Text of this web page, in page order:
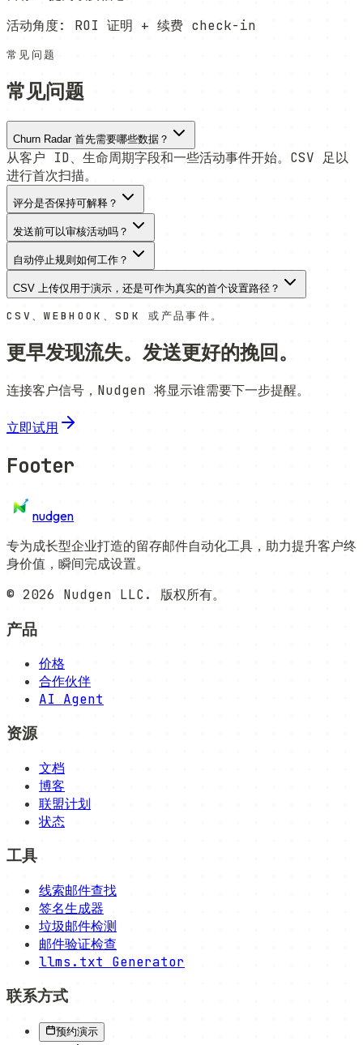
活动角度: ROI 证明 + 续费 check-in
常见问题
常见问题
Churn Radar 首先需要哪些数据？
从客户 ID、生命周期字段和一些活动事件开始。CSV 足以
进行首次扫描。
评分是否保持可解释？
发送前可以审核活动吗？
自动停止规则如何工作？
CSV 上传仅用于演示，还是可作为真实的首个设置路径？
CSV、WEBHOOK、SDK 或产品事件。
更早发现流失。发送更好的挽回。
连接客户信号，Nudgen 将显示谁需要下一步提醒。
立即试用
Footer
nudgen
专为成长型企业打造的留存邮件自动化工具，助力提升客户终
身价值，瞬间完成设置。
© 2026 Nudgen LLC. 版权所有。
产品
价格
合作伙伴
AI Agent
资源
文档
博客
联盟计划
状态
工具
线索邮件查找
签名生成器
垃圾邮件检测
邮件验证检查
llms.txt Generator
联系方式
预约演示